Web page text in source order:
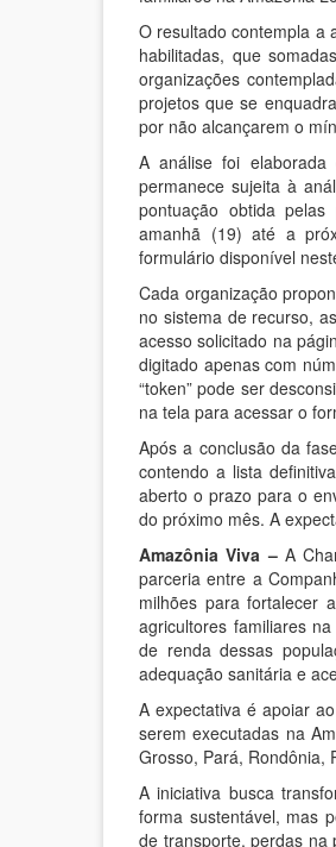
O resultado contempla a
habilitadas, que
organizações
projetos que se
por não alcançarem o
A análise foi
permanece sujeita à
pontuação obtida
amanhã (19) até a
formulário disponível
Cada organização
no sistema de recurso,
acesso solicitado na
digitado apenas com
“token” pode ser
na tela para acessar o
Após a conclusão da
contendo a lista
aberto o prazo para o
do próximo mês. A
Amazônia Viva –A
parceria entre a
milhões para fortalecer
agricultores familiares
de renda dessas
adequação sanitária e
A expectativa é apoiar
serem executadas na
Grosso, Pará, Rondônia,
A iniciativa busca
forma sustentável, mas
de transporte, perdas na